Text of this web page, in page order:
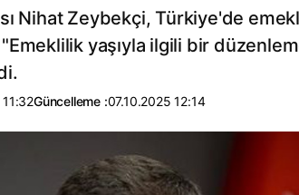
Nihat Zeybekçi, Türkiye'de
yaşıyla ilgili bir
Güncelleme :07.10.2025 12:14